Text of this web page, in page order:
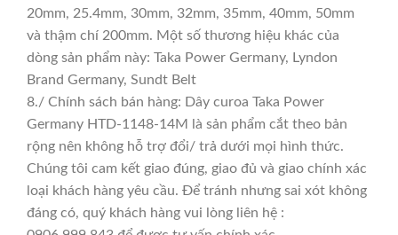
20mm, 25.4mm, 30mm, 32mm, 35mm, 40mm, 50mm
và thậm chí 200mm. Một số thương hiệu khác của
dòng sản phẩm này: Taka Power Germany, Lyndon
Brand Germany, Sundt Belt
8./ Chính sách bán hàng: Dây curoa Taka Power
Germany HTD-1148-14M là sản phẩm cắt theo bản
rộng nên không hỗ trợ đổi/ trả dưới mọi hình thức.
Chúng tôi cam kết giao đúng, giao đủ và giao chính xác
loại khách hàng yêu cầu. Để tránh nhưng sai xót không
đáng có, quý khách hàng vui lòng liên hệ :